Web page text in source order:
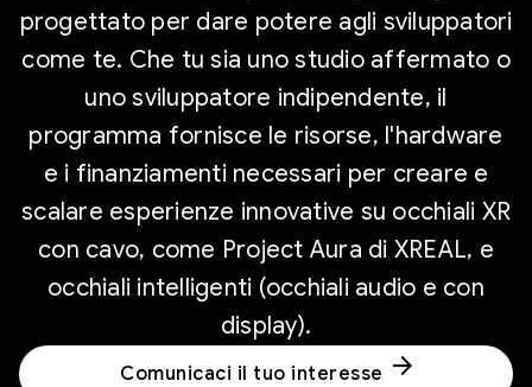
progettato per dare potere agli sviluppatori
come te. Che tu sia uno studio affermato o
uno sviluppatore indipendente, il
programma fornisce le risorse, l'hardware
e i finanziamenti necessari per creare e
scalare esperienze innovative su occhiali XR
con cavo, come Project Aura di XREAL, e
occhiali intelligenti (occhiali audio e con
display).
Comunicaci il tuo interesse arrow_forward